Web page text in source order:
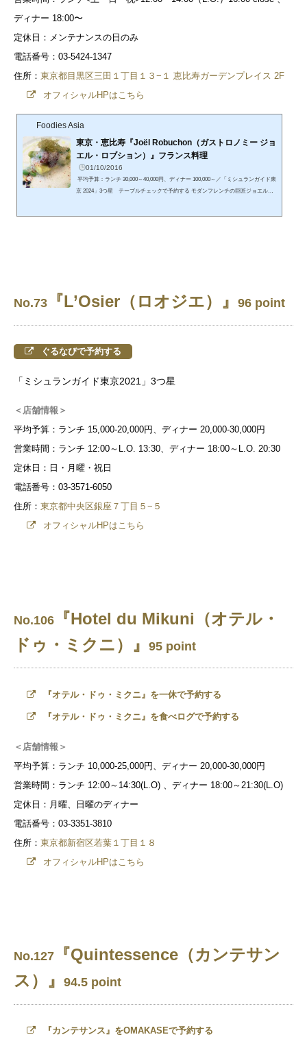
ディナー 18:00〜
定休日：メンテナンスの日のみ
電話番号：03-5424-1347
住所： 東京都目黒区三田１丁目１３−１ 恵比寿ガーデンプレイス 2F
オフィシャルHPはこちら
Foodies Asia
東京・恵比寿『Joël Robuchon（ガストロノミー ジョ
エル・ロブション）』フランス料理
01/10/2016
平均予算：ランチ 30,000～40,000円、ディナー 100,000～／「ミシュランガイド東
京 2024」3つ星 テーブルチェックで予約する モダンフレンチの巨匠ジョエル・
No.73 『L’Osier（ロオジエ）』 96 point
ぐるなびで予約する
「ミシュランガイド東京2021」3つ星
＜店舗情報＞
平均予算：ランチ 15,000-20,000円、ディナー 20,000-30,000円
営業時間：ランチ 12:00～L.O. 13:30、ディナー 18:00～L.O. 20:30
定休日：日・月曜・祝日
電話番号：03-3571-6050
住所： 東京都中央区銀座７丁目５−５
オフィシャルHPはこちら
No.106
『Hotel du Mikuni（オテル・
ドゥ・ミクニ）』
95 point
『オテル・ドゥ・ミクニ』を一休で予約する
『オテル・ドゥ・ミクニ』を食べログで予約する
＜店舗情報＞
平均予算：ランチ 10,000-25,000円、ディナー 20,000-30,000円
営業時間：ランチ 12:00～14:30(L.O) 、ディナー 18:00～21:30(L.O)
定休日：月曜、日曜のディナー
電話番号：03-3351-3810
住所： 東京都新宿区若葉１丁目１８
オフィシャルHPはこちら
No.127
『Quintessence（カンテサン
ス）』
94.5 point
『カンテサンス』をOMAKASEで予約する